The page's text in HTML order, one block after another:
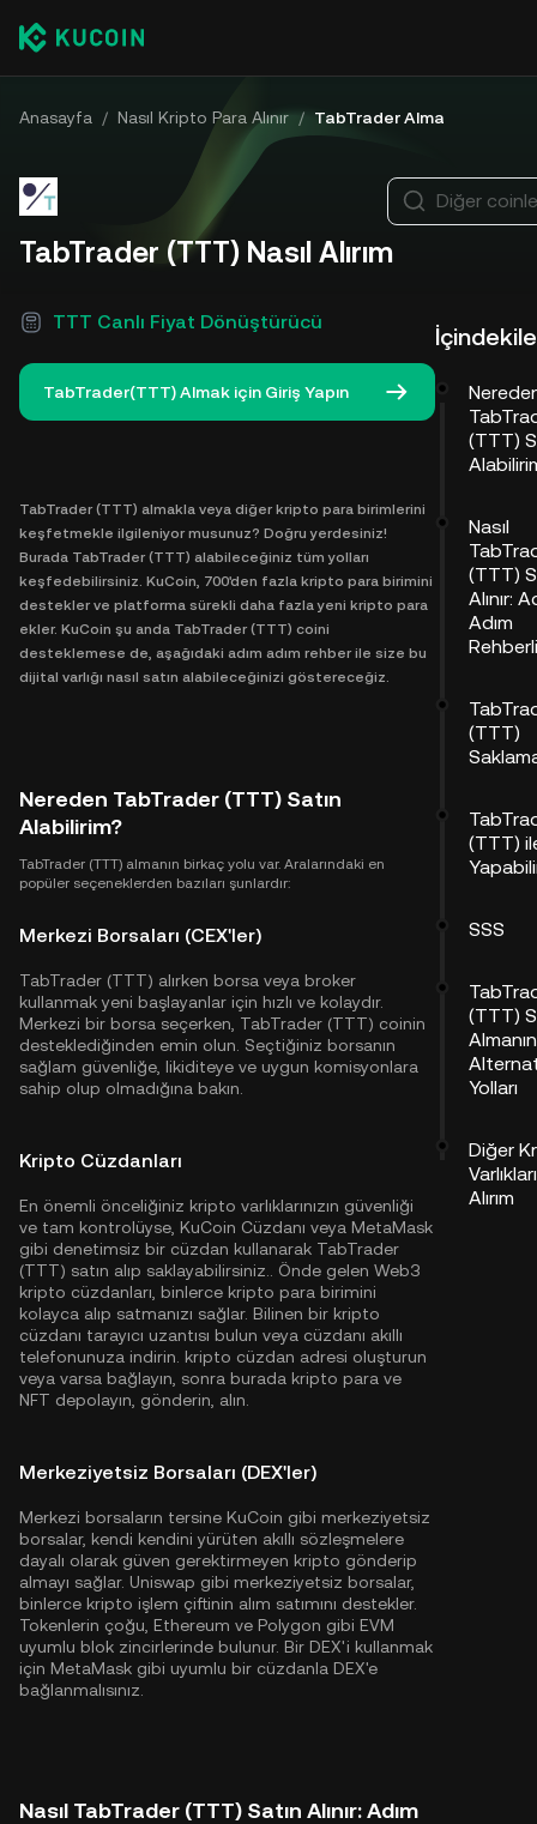
Anasayfa / Nasıl Kripto Para Alınır / TabTrader Alma
TabTrader (TTT) Nasıl Alırım
TTT Canlı Fiyat Dönüştürücü
TabTrader(TTT) Almak için Giriş Yapın
TabTrader (TTT) almakla veya diğer kripto para birimlerini
keşfetmekle ilgileniyor musunuz? Doğru yerdesiniz!
Burada TabTrader (TTT) alabileceğiniz tüm yolları
keşfedebilirsiniz. KuCoin, 700'den fazla kripto para birimini
destekler ve platforma sürekli daha fazla yeni kripto para
ekler. KuCoin şu anda TabTrader (TTT) coini
desteklemese de, aşağıdaki adım adım rehber ile size bu
dijital varlığı nasıl satın alabileceğinizi göstereceğiz.
Nereden TabTrader (TTT) Satın
Alabilirim?
TabTrader (TTT) almanın birkaç yolu var. Aralarındaki en
popüler seçeneklerden bazıları şunlardır:
Merkezi Borsaları (CEX'ler)
TabTrader (TTT) alırken borsa veya broker
kullanmak yeni başlayanlar için hızlı ve kolaydır.
Merkezi bir borsa seçerken, TabTrader (TTT) coinin
desteklediğinden emin olun. Seçtiğiniz borsanın
sağlam güvenliğe, likiditeye ve uygun komisyonlara
sahip olup olmadığına bakın.
Kripto Cüzdanları
En önemli önceliğiniz kripto varlıklarınızın güvenliği
ve tam kontrolüyse, KuCoin Cüzdanı veya MetaMask
gibi denetimsiz bir cüzdan kullanarak TabTrader
(TTT) satın alıp saklayabilirsiniz.. Önde gelen Web3
kripto cüzdanları, binlerce kripto para birimini
kolayca alıp satmanızı sağlar. Bilinen bir kripto
cüzdanı tarayıcı uzantısı bulun veya cüzdanı akıllı
telefonunuza indirin. kripto cüzdan adresi oluşturun
veya varsa bağlayın, sonra burada kripto para ve
NFT depolayın, gönderin, alın.
Merkeziyetsiz Borsaları (DEX'ler)
Merkezi borsaların tersine KuCoin gibi merkeziyetsiz
borsalar, kendi kendini yürüten akıllı sözleşmelere
dayalı olarak güven gerektirmeyen kripto gönderip
almayı sağlar. Uniswap gibi merkeziyetsiz borsalar,
binlerce kripto işlem çiftinin alım satımını destekler.
Tokenlerin çoğu, Ethereum ve Polygon gibi EVM
uyumlu blok zincirlerinde bulunur. Bir DEX'i kullanmak
için MetaMask gibi uyumlu bir cüzdanla DEX'e
bağlanmalısınız.
Nasıl TabTrader (TTT) Satın Alınır: Adım
Diğer
(TTT)
Nasıl
(TTT)
Alınır:
Adım
(TTT)
(TTT)
SSS
(TTT)
Almanın
Yolları
Diğer
Alırım